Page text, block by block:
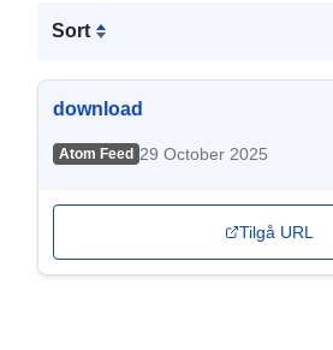
Sort
download
Atom Feed 29 October 2025
Tilgå URL